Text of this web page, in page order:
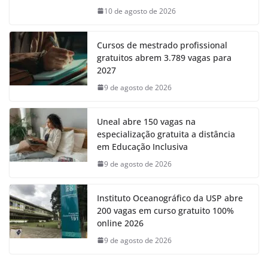
10 de agosto de 2026
Cursos de mestrado profissional
gratuitos abrem 3.789 vagas para
2027
9 de agosto de 2026
Uneal abre 150 vagas na
especialização gratuita a distância
em Educação Inclusiva
9 de agosto de 2026
Instituto Oceanográfico da USP abre
200 vagas em curso gratuito 100%
online 2026
9 de agosto de 2026